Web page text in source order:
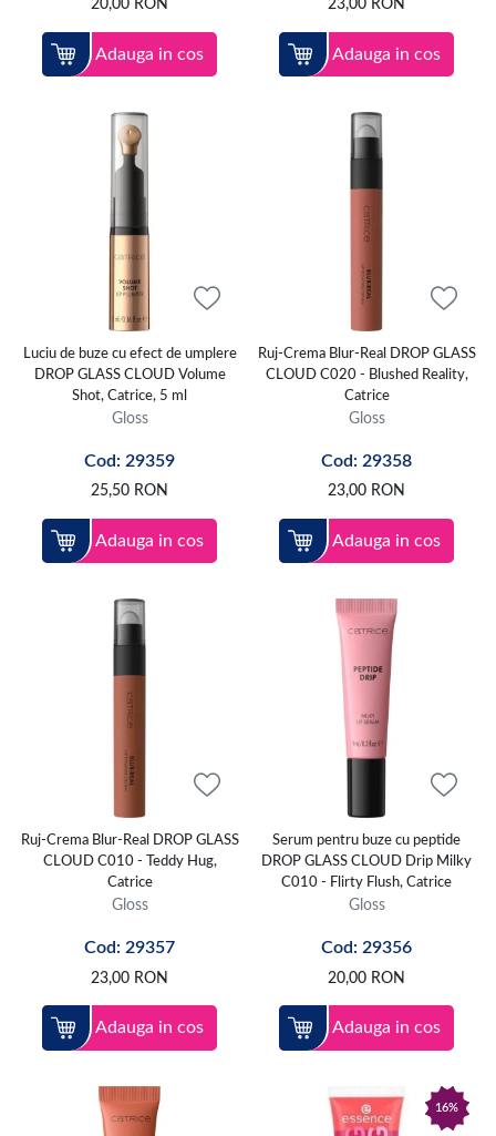
20,00 RON
Adauga in cos
23,00 RON
Adauga in cos
Luciu de buze cu efect de umplere
DROP GLASS CLOUD Volume
Shot, Catrice, 5 ml
Gloss
Cod: 29359
25,50 RON
Adauga in cos
Ruj-Crema Blur-Real DROP GLASS
CLOUD C020 - Blushed Reality,
Catrice
Gloss
Cod: 29358
23,00 RON
Adauga in cos
Ruj-Crema Blur-Real DROP GLASS
CLOUD C010 - Teddy Hug,
Catrice
Gloss
Cod: 29357
23,00 RON
Adauga in cos
Serum pentru buze cu peptide
DROP GLASS CLOUD Drip Milky
C010 - Flirty Flush, Catrice
Gloss
Cod: 29356
20,00 RON
Adauga in cos
16%